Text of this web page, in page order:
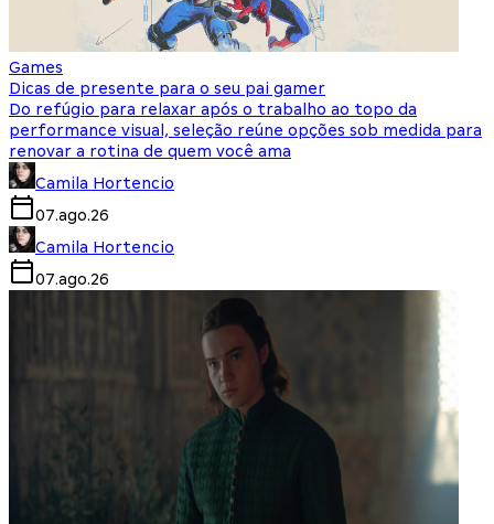
Games
Dicas de presente para o seu pai gamer
Do refúgio para relaxar após o trabalho ao topo da
performance visual, seleção reúne opções sob medida para
renovar a rotina de quem você ama
Camila Hortencio
07.ago.26
Camila Hortencio
07.ago.26